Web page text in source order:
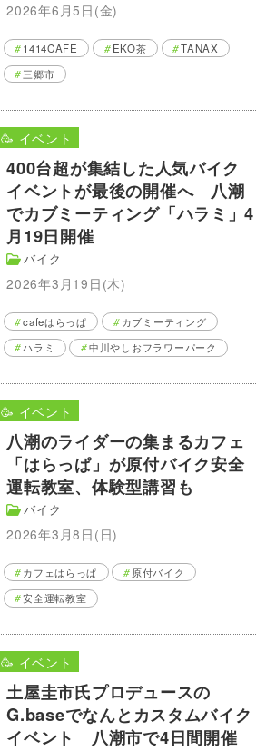
2026年6月5日(金)
1414CAFE EKO茶
TANAX
三郷市
400台超が集結した人気バイク
イベントが最後の開催へ 八潮
でカブミーティング「ハラミ」4
月19日開催
バイク
2026年3月19日(木)
🥳 イベント
cafeはらっぱ
カブミーティング
ハラミ
中川やしおフラワーパーク
八潮のライダーの集まるカフェ
「はらっぱ」が原付バイク安全
運転教室、体験型講習も
バイク
2026年3月8日(日)
🥳 イベント
カフェはらっぱ
原付バイク
安全運転教室
土屋圭市氏プロデュースの
G.baseでなんとカスタムバイク
イベント 八潮市で4日間開催
🥳 イベント